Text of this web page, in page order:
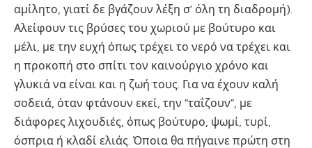
αμίλητο, γιατί δε βγάζουν λέξη σ’ όλη τη διαδρομή).
Αλείφουν τις βρύσες του χωριού με βούτυρο και
μέλι, με την ευχή όπως τρέχει το νερό να τρέχει και
η προκοπή στο σπίτι τον καινούργιο χρόνο και
γλυκιά να είναι και η ζωή τους. Για να έχουν καλή
σοδειά, όταν φτάνουν εκεί, την “ταΐζουν”, με
διάφορες λιχουδιές, όπως βούτυρο, ψωμί, τυρί,
όσπρια ή κλαδί ελιάς. Όποια θα πήγαινε πρώτη στη